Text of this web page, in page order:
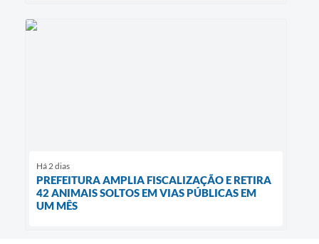
Há 2 dias
PREFEITURA AMPLIA FISCALIZAÇÃO E RETIRA
42 ANIMAIS SOLTOS EM VIAS PÚBLICAS EM
UM MÊS